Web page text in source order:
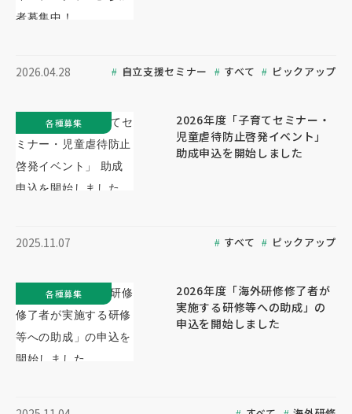
2026.04.28 自立支援セミナー すべて ピックアップ
2026年度「子育てセミナー・
児童虐待防止啓発イベント」
助成申込を開始しました
2025.11.07 すべて ピックアップ
各種募集
2026年度「海外研修修了者が
実施する研修等への助成」の
申込を開始しました
各種募集